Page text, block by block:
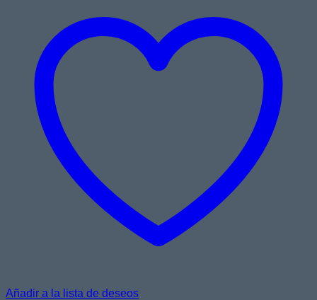
Añadir a la lista de deseos